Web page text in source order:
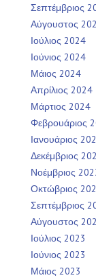
Σεπτέμβριος
Αύγουστος
Ιούλιος 2024
Ιούνιος 2024
Μάιος 2024
Απρίλιος 2024
Μάρτιος 2024
Φεβρουάριος
Ιανουάριος
Δεκέμβριος
Νοέμβριος
Οκτώβριος
Σεπτέμβριος
Αύγουστος
Ιούλιος 2023
Ιούνιος 2023
Μάιος 2023